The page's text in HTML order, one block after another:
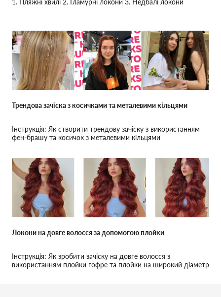
1. Пляжні хвилі 2. Гламурні локони 3. Недбалі локони
Трендова зачіска з косичками та металевими кільцями
Інструкція: Як створити трендову зачіску з використанням
фен-брашу та косичок з металевими кільцями
Локони на довге волосся за допомогою плойки
Інструкція: Як зробити зачіску на довге волосся з
використанням плойки гофре та плойки на широкий діаметр